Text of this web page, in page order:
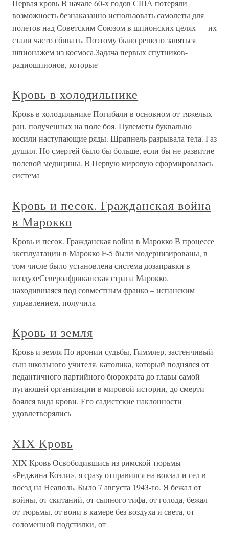
Первая кровь В начале 60-х годов США потеряли
возможность безнаказанно использовать самолеты для
полетов над Советским Союзом в шпионских целях — их
стали часто сбивать. Поэтому было решено заняться
шпионажем из космоса.Задача первых спутников-
радиошпионов, которые
Кровь в холодильнике
Кровь в холодильнике Погибали в основном от тяжелых
ран, полученных на поле боя. Пулеметы буквально
косили наступающие ряды. Шрапнель разрывала тела. Газ
душил. Но смертей было бы больше, если бы не развитие
полевой медицины. В Первую мировую сформировалась
система
Кровь и песок. Гражданская война
в Марокко
Кровь и песок. Гражданская война в Марокко В процессе
эксплуатации в Марокко F-5 были модернизированы, в
том числе было установлена система дозаправки в
воздухеСевероафриканская страна Марокко,
находившаяся под совместным франко – испанским
управлением, получила
Кровь и земля
Кровь и земля По иронии судьбы, Гиммлер, застенчивый
сын школьного учителя, католика, который поднялся от
педантичного партийного бюрократа до главы самой
пугающей организации в мировой истории, до смерти
боялся вида крови. Его садистские наклонности
удовлетворялись
XIX Кровь
XIX Кровь Освободившись из римской тюрьмы
«Реджина Коэли», я сразу отправился на вокзал и сел в
поезд на Неаполь. Было 7 августа 1943-го. Я бежал от
войны, от скитаний, от сыпного тифа, от голода, бежал
от тюрьмы, от вони в камере без воздуха и света, от
соломенной подстилки, от